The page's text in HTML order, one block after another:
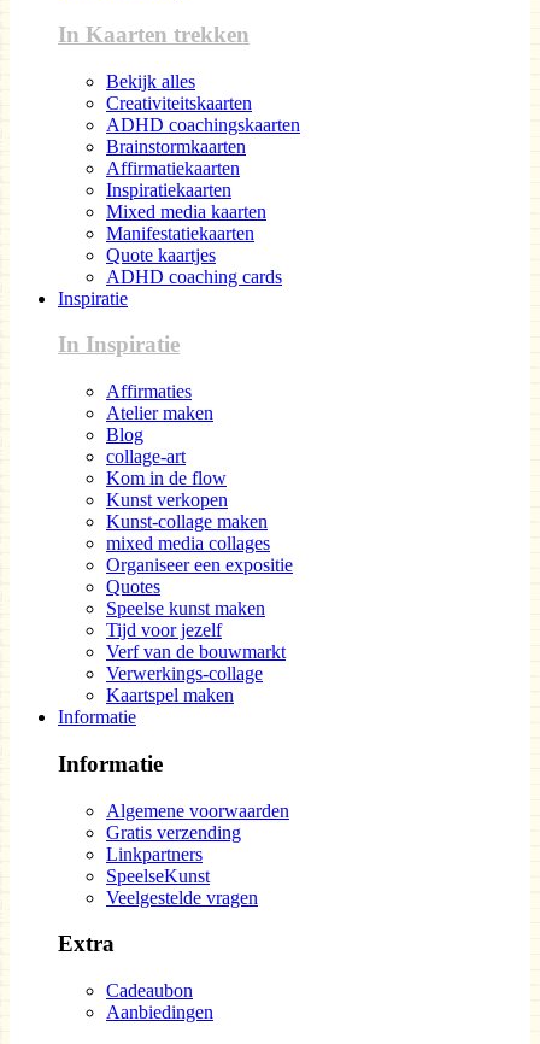
In Kaarten trekken
Bekijk alles
Creativiteitskaarten
ADHD coachingskaarten
Brainstormkaarten
Affirmatiekaarten
Inspiratiekaarten
Mixed media kaarten
Manifestatiekaarten
Quote kaartjes
ADHD coaching cards
Inspiratie
In Inspiratie
Affirmaties
Atelier maken
Blog
collage-art
Kom in de flow
Kunst verkopen
Kunst-collage maken
mixed media collages
Organiseer een expositie
Quotes
Speelse kunst maken
Tijd voor jezelf
Verf van de bouwmarkt
Verwerkings-collage
Kaartspel maken
Informatie
Informatie
Algemene voorwaarden
Gratis verzending
Linkpartners
SpeelseKunst
Veelgestelde vragen
Extra
Cadeaubon
Aanbiedingen